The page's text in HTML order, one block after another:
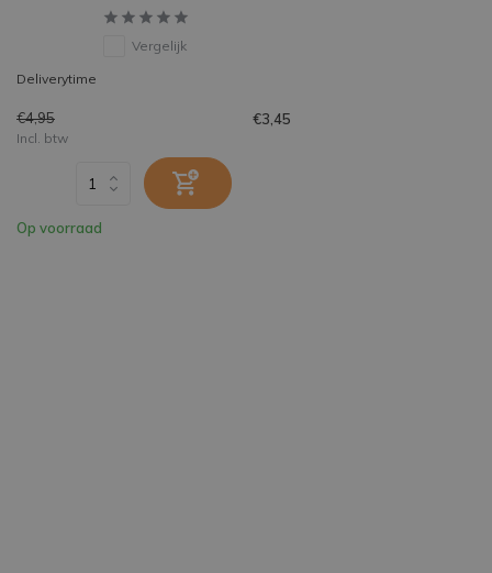
Vergelijk
Deliverytime
€4,95 €3,45
Incl. btw
Op voorraad